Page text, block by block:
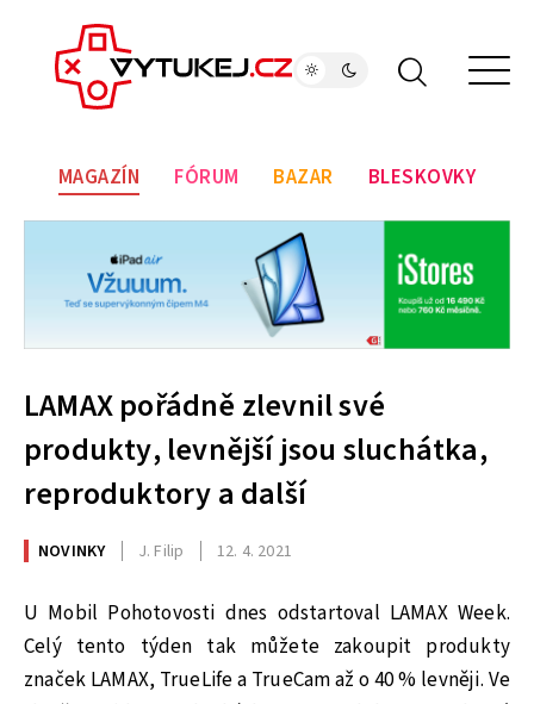
MAGAZÍN FÓRUM BAZAR BLESKOVKY
LAMAX pořádně zlevnil své
produkty, levnější jsou sluchátka,
reproduktory a další
NOVINKY J. Filip 12. 4. 2021
U Mobil Pohotovosti dnes odstartoval LAMAX Week.
Celý tento týden tak můžete zakoupit produkty
značek LAMAX, TrueLife a TrueCam až o 40 % levněji. Ve